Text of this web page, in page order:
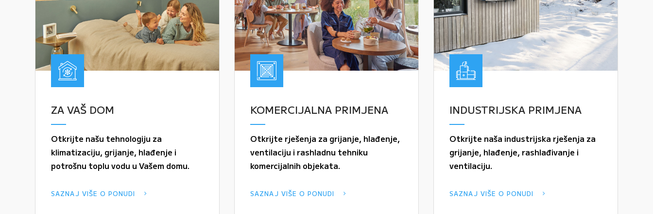
ZA VAŠ DOM
Otkrijte našu tehnologiju za
klimatizaciju, grijanje, hlađenje i
potrošnu toplu vodu u Vašem domu.
SAZNAJ VIŠE O PONUDI
KOMERCIJALNA PRIMJENA
Otkrijte rješenja za grijanje, hlađenje,
ventilaciju i rashladnu tehniku
komercijalnih objekata.
SAZNAJ VIŠE O PONUDI
INDUSTRIJSKA PRIMJENA
Otkrijte naša industrijska rješenja za
grijanje, hlađenje, rashlađivanje i
ventilaciju.
SAZNAJ VIŠE O PONUDI